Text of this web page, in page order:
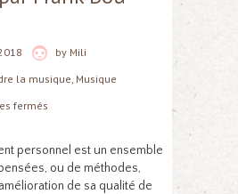
by Mili
la musique Musique
fermés
personnel est un ensemble
ou de méthodes,
de sa qualité de